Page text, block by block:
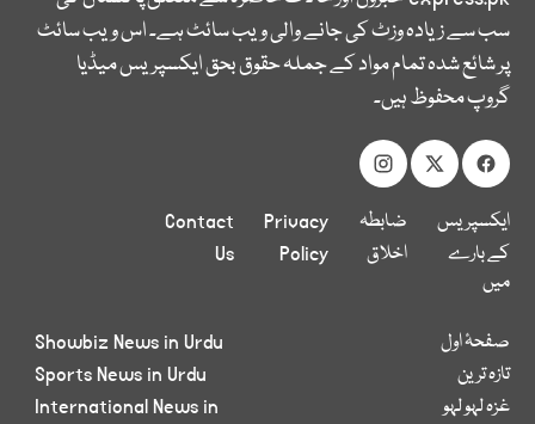
سب سے زیادہ وزٹ کی جانے والی ویب سائٹ ہے۔ اس ویب سائٹ
پر شائع شدہ تمام مواد کے جملہ حقوق بحق ایکسپریس میڈیا
گروپ محفوظ ہیں۔
ایکسپریس
کے بارے
میں
ضابطہ
اخلاق
Privacy
Policy
Contact
Us
صفحۂ اول
تازہ ترین
غزہ لہو لہو
Showbiz News in Urdu
Sports News in Urdu
International News in